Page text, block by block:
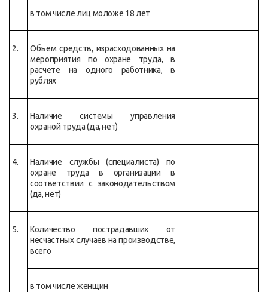
в том числе лиц моложе 18 лет
2.
Объем средств, израсходованных на
мероприятия по охране труда, в
расчете на одного работника, в
рублях
3.
Наличие системы управления
охраной труда (да, нет)
4.
Наличие службы (специалиста) по
охране труда в организации в
соответствии с законодательством
(да, нет)
5.
Количество пострадавших от
несчастных случаев на производстве,
всего
в том числе женщин